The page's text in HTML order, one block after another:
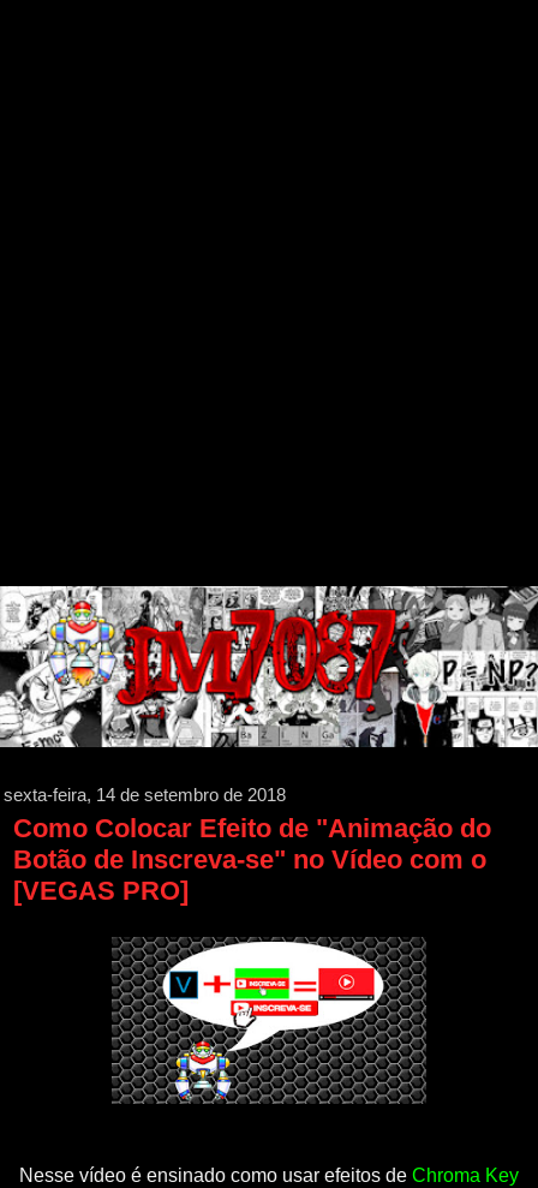
sexta-feira, 14 de setembro de 2018
Como Colocar Efeito de "Animação do
Botão de Inscreva-se" no Vídeo com o
[VEGAS PRO]
Nesse vídeo é ensinado como usar efeitos de Chroma Key